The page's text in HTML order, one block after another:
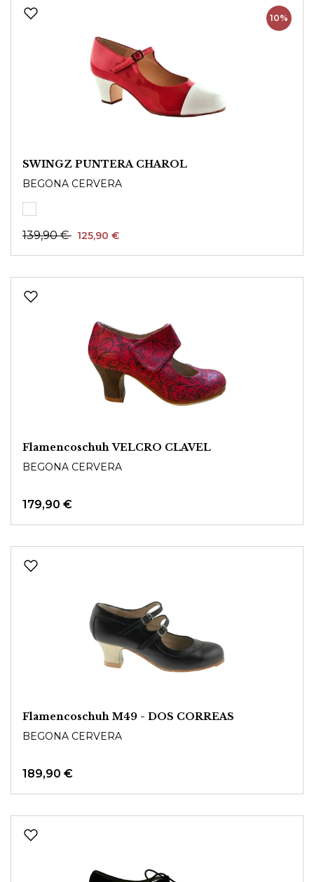
10%
SWINGZ PUNTERA CHAROL
BEGONA CERVERA
139,90 € 125,90 €
Flamencoschuh VELCRO CLAVEL
BEGONA CERVERA
179,90 €
Flamencoschuh M49 - DOS CORREAS
BEGONA CERVERA
189,90 €